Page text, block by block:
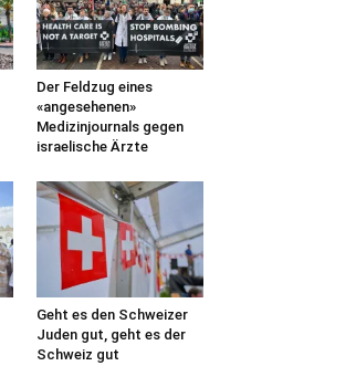
Der Feldzug eines
«angesehenen»
Medizinjournals gegen
israelische Ärzte
Geht es den Schweizer
Juden gut, geht es der
Schweiz gut